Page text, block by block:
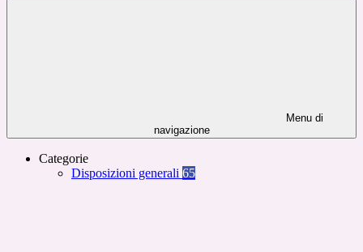
Menu di
navigazione
Categorie
Disposizioni generali 65